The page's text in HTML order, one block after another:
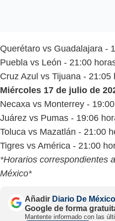
Querétaro vs Guadalajara -
Puebla vs León - 21:00
Cruz Azul vs Tijuana - 21:05
Miércoles 17 de julio de
Necaxa vs Monterrey -
Juárez vs Pumas - 19:06
Toluca vs Mazatlán - 21:00
Tigres vs América - 21:00
*Horarios correspondientes
México*
Añadir Diario De México
Google de forma
Mantente informado con las